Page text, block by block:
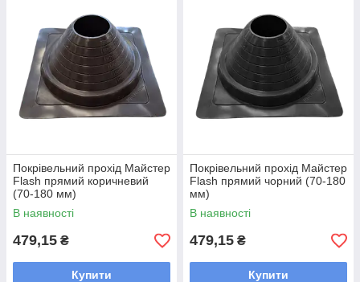
Покрівельний прохід Майстер
Flash прямий коричневий
(70-180 мм)
В наявності
479,15 ₴
Купити
Покрівельний прохід Майстер
Flash прямий чорний (70-180
мм)
В наявності
479,15 ₴
Купити